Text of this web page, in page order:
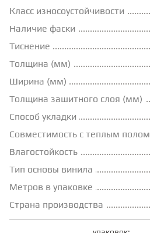
ТЕПЛЫЙ ПОЛ
ТЕРМОПАРКЕТ
ЭКОМАССИВ
Класс износоустойчивости
Наличие фаски
Тиснение
Толщина (мм)
Ширина (мм)
Толщина зашитного слоя (мм)
Способ укладки
Совместимость с теплым полом
Влагостойкость
Тип основы винила
Метров в упаковке
Страна производства